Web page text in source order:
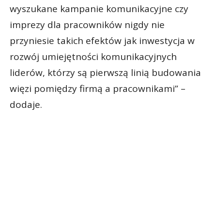
wyszukane kampanie komunikacyjne czy
imprezy dla pracowników nigdy nie
przyniesie takich efektów jak inwestycja w
rozwój umiejętności komunikacyjnych
liderów, którzy są pierwszą linią budowania
więzi pomiędzy firmą a pracownikami” –
dodaje.